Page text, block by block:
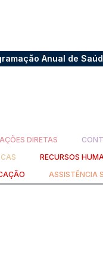
Anual de
DIRETAS
RECURSOS
ASSISTÊNCIA